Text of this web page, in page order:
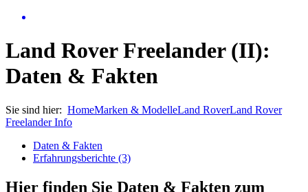
Land Rover Freelander (II):
Daten & Fakten
Sie sind hier: HomeMarken & ModelleLand RoverLand Rover
Freelander Info
Daten & Fakten
Erfahrungsberichte (3)
Hier finden Sie Daten & Fakten zum